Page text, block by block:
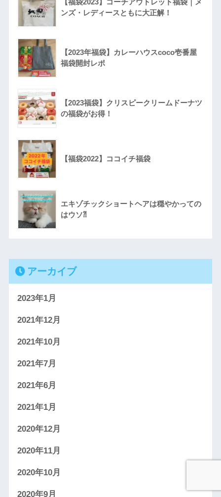
ンズ・レディースともに大正解！
【2023年福袋】カレーハウスcoco壱番屋
福袋開封レポ
【2023福袋】クリスピークリームドーナツ
の福袋がお得！
【福袋2022】ココイチ福袋
エキゾチックショートヘアは穏やかっての
はウソ⁈
アーカイブ
2023年1月
2021年12月
2021年10月
2021年7月
2021年6月
2021年1月
2020年12月
2020年11月
2020年10月
2020年9月